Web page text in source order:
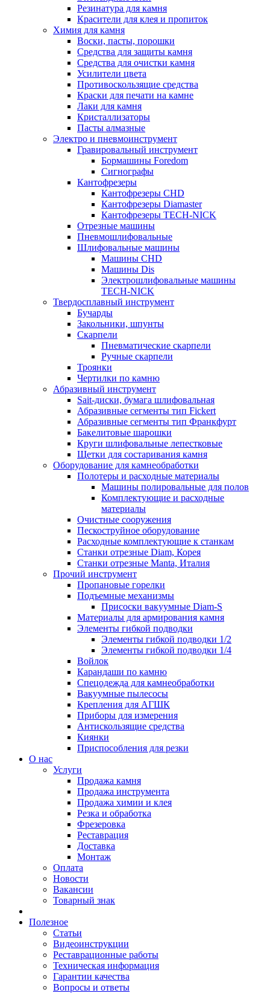
Резинатура для камня
Красители для клея и пропиток
Химия для камня
Воски, пасты, порошки
Средства для защиты камня
Средства для очистки камня
Усилители цвета
Противоскользящие средства
Краски для печати на камне
Лаки для камня
Кристаллизаторы
Пасты алмазные
Электро и пневмоинструмент
Гравировальный инструмент
Бормашины Foredom
Сигнографы
Кантофрезеры
Кантофрезеры CHD
Кантофрезеры Diamaster
Кантофрезеры TECH-NICK
Отрезные машины
Пневмошлифовальные
Шлифовальные машины
Машины CHD
Машины Dis
Электрошлифовальные машины
TECH-NICK
Твердосплавный инструмент
Бучарды
Закольники, шпунты
Скарпели
Пневматические скарпели
Ручные скарпели
Троянки
Чертилки по камню
Абразивный инструмент
Sait-диски, бумага шлифовальная
Абразивные сегменты тип Fickert
Абразивные сегменты тип Франкфурт
Бакелитовые шарошки
Круги шлифовальные лепестковые
Щетки для состаривания камня
Оборудование для камнеобработки
Полотеры и расходные материалы
Машины полировальные для полов
Комплектующие и расходные
материалы
Очистные сооружения
Пескоструйное оборудование
Расходные комплектующие к станкам
Станки отрезные Diam, Корея
Станки отрезные Manta, Италия
Прочий инструмент
Пропановые горелки
Подъeмные механизмы
Присоски вакуумные Diam-S
Материалы для армирования камня
Элементы гибкой подводки
Элементы гибкой подводки 1/2
Элементы гибкой подводки 1/4
Войлок
Карандаши по камню
Спецодежда для камнеобработки
Вакуумные пылесосы
Крепления для АГШК
Приборы для измерения
Антискользящие средства
Киянки
Приспособления для резки
О нас
Услуги
Продажа камня
Продажа инструмента
Продажа химии и клея
Резка и обработка
Фрезеровка
Реставрация
Доставка
Монтаж
Оплата
Новости
Вакансии
Товарный знак
Полезное
Статьи
Видеоинструкции
Реставрационные работы
Техническая информация
Гарантии качества
Вопросы и ответы